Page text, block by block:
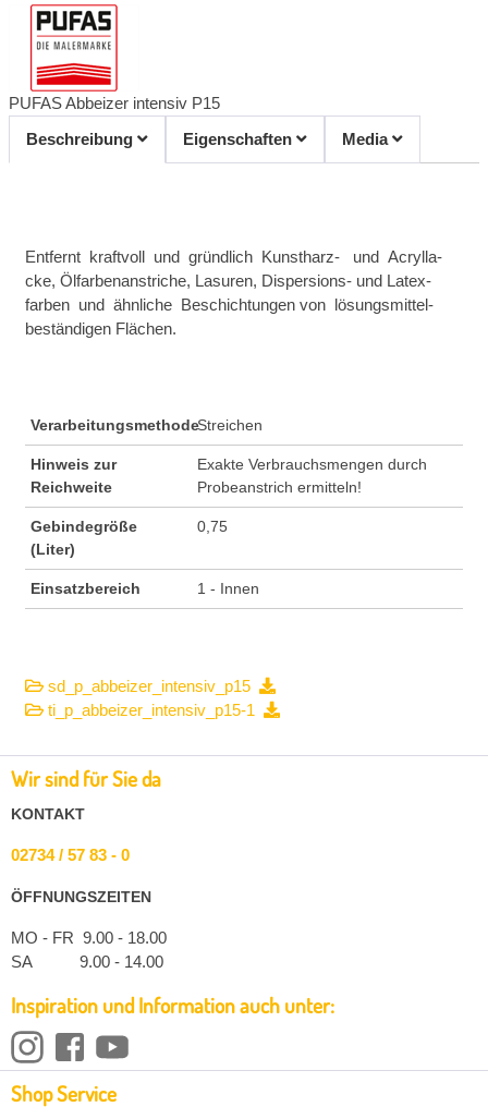
PUFAS Abbeizer intensiv P15
Beschreibung
Eigenschaften Media
Entfernt kraftvoll und gründlich Kunstharz- und Acrylla-
cke, Ölfarbenanstriche, Lasuren, Dispersions- und Latex-
farben und ähnliche Beschichtungen von lösungsmittel-
beständigen Flächen.
VerarbeitungsmethodeStreichen
Hinweis zur
Reichweite
Exakte Verbrauchsmengen durch
Probeanstrich ermitteln!
Gebindegröße
(Liter)
0,75
Einsatzbereich 1 - Innen
sd_p_abbeizer_intensiv_p15
ti_p_abbeizer_intensiv_p15-1
Wir sind für Sie da
KONTAKT
02734 / 57 83 - 0
ÖFFNUNGSZEITEN
MO - FR 9.00 - 18.00
SA 9.00 - 14.00
Inspiration und Information auch unter:
Shop Service